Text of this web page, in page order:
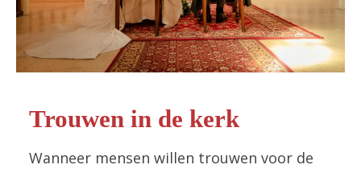
Trouwen in de kerk
Wanneer mensen willen trouwen voor de